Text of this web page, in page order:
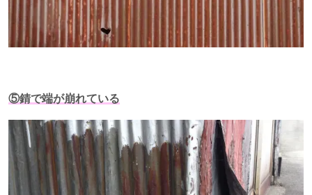
⑤錆で端が崩れている